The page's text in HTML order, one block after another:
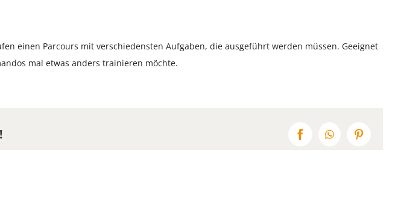
einen Parcours mit verschiedensten Aufgaben, die ausgeführt werden müssen. Geeignet
mal etwas anders trainieren möchte.
FacebookWhatsAppPinterest